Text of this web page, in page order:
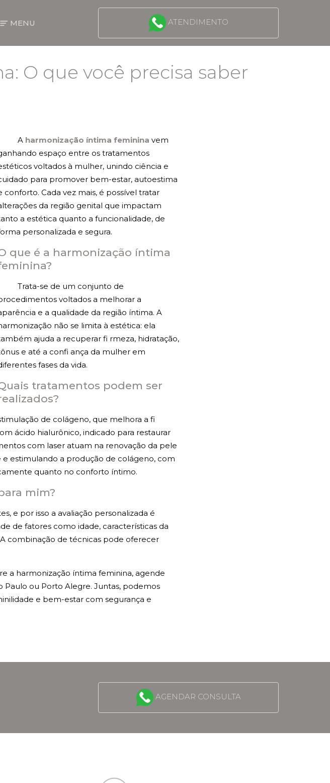
MENU ATENDIMENTO
CIRÚRGICOS
ÍNTÍMA
PLÁSTICA
O que você precisa saber
A harmonização íntima feminina vem
espaço entre os tratamentos
voltados à mulher, unindo ciência e
para promover bem-estar, autoestima
conforto. Cada vez mais, é possível tratar
da região genital que impactam
a estética quanto a funcionalidade, de
personalizada e segura.
que é a harmonização íntima
Trata-se de um conjunto de
voltados a melhorar a
e a qualidade da região íntima. A
não se limita à estética: ela
ajuda a recuperar fi rmeza, hidratação,
e até a confi ança da mulher em
fases da vida.
tratamentos podem ser
de colágeno, que melhora a fi
ácido hialurônico, indicado para restaurar
com laser atuam na renovação da pele
estimulando a produção de colágeno, com
quanto no conforto íntimo.
mim?
e por isso a avaliação personalizada é
de fatores como idade, características da
combinação de técnicas pode oferecer
a harmonização íntima feminina, agende
ou Porto Alegre. Juntas, podemos
e bem-estar com segurança e
AGENDAR CONSULTA